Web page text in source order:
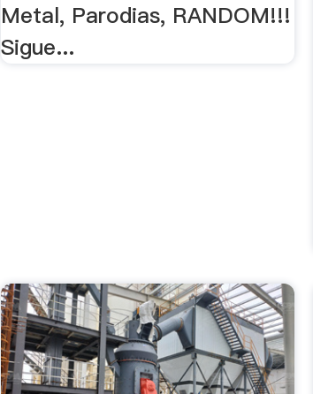
Metal, Parodias, RANDOM!!!
Sigue...